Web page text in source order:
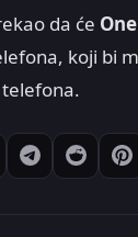
da će
koji bi
Viber
Podeli:Podeli: